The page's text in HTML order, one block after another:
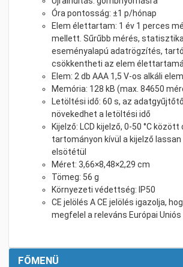
FŐMENÜ
Óra pontosság: ±1 p/hónap
Elem élettartam: 1 év 1 perces
mellett. Sűrűbb mérés,
eseményalapú adatrögzítés,
csökkentheti az elem
Elem: 2 db AAA 1,5 V-os alkáli
Memória: 128 kB (max. 84650
Letöltési idő: 60 s, az
növekedhet a letöltési idő
Kijelző: LCD kijelző, 0-50 °C között
tartományon kívül a kijelző lassan
elsötétül
Méret: 3,66×8,48×2,29 cm
Tömeg: 56 g
Környezeti védettség: IP50
CE jelölés A CE jelölés igazolja,
megfelel a releváns Európai